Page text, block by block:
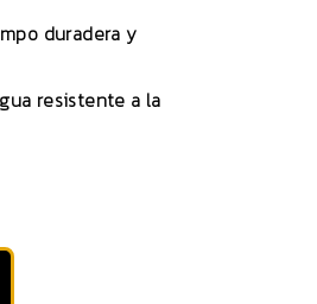
duradera y
resistente a la